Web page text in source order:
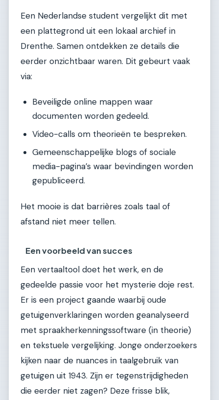
Een Nederlandse student vergelijkt dit met
een plattegrond uit een lokaal archief in
Drenthe. Samen ontdekken ze details die
eerder onzichtbaar waren. Dit gebeurt vaak
via:
Beveiligde online mappen waar
documenten worden gedeeld.
Video-calls om theorieën te bespreken.
Gemeenschappelijke blogs of sociale
media-pagina’s waar bevindingen worden
gepubliceerd.
Het mooie is dat barrières zoals taal of
afstand niet meer tellen.
Een voorbeeld van succes
Een vertaaltool doet het werk, en de
gedeelde passie voor het mysterie doje rest.
Er is een project gaande waarbij oude
getuigenverklaringen worden geanalyseerd
met spraakherkenningssoftware (in theorie)
en tekstuele vergelijking. Jonge onderzoekers
kijken naar de nuances in taalgebruik van
getuigen uit 1943. Zijn er tegenstrijdigheden
die eerder niet zagen? Deze frisse blik,